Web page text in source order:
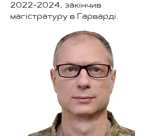
2022-2024, закінчив
магістратуру в Гарварді.